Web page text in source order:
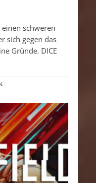
schweren
sich gegen das
Gründe. DICE